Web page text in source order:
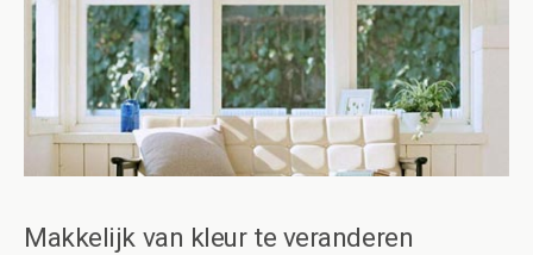
Makkelijk van kleur te veranderen